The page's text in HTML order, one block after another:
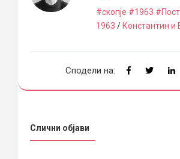
#скопје #1963
1963 / Константин и
Сподели на:
Слични објави